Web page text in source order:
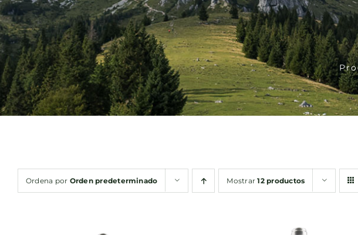
Ordena por Orden predeterminado Mostrar12 productos